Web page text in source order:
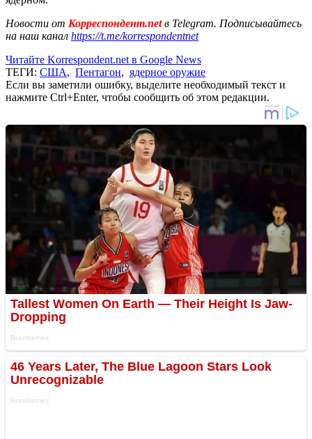
Новости от Корреспондент.netв Telegram. Подписывайтесь
на наш канал https://t.me/korrespondentnet
Читайте Korrespondent.net в Google News
ТЕГИ: США, Пентагон, ядерное оружие
Если вы заметили ошибку, выделите необходимый текст и
нажмите Ctrl+Enter, чтобы сообщить об этом редакции.